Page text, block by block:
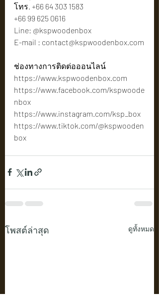
โทร. +66 64 303 1583
+66 99 625 0616
Line: @kspwoodenbox
E-mail : contact@kspwoodenbox.com
ช่องทางการติดต่อออนไลน์
https://www.kspwoodenbox.com
https://www.facebook.com/kspwoode
nbox
https://www.instagram.com/ksp_box
https://www.tiktok.com/@kspwooden
box
โพสต์ล่าสุด ดูทั้งหมด